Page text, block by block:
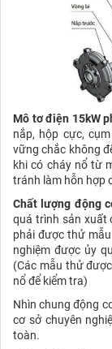
Mô tơ điện 15kW
nắp, hộp cực,
vững chắc không
khi có cháy nổ từ
tránh làm hỗn hợp
Chất lượng động
quá trình sản xuất
phải được thử
nghiệm được ủy
(Các mẫu thử
nổ để kiểm tra)
Nhìn chung động
cơ sở chuyên
toàn.